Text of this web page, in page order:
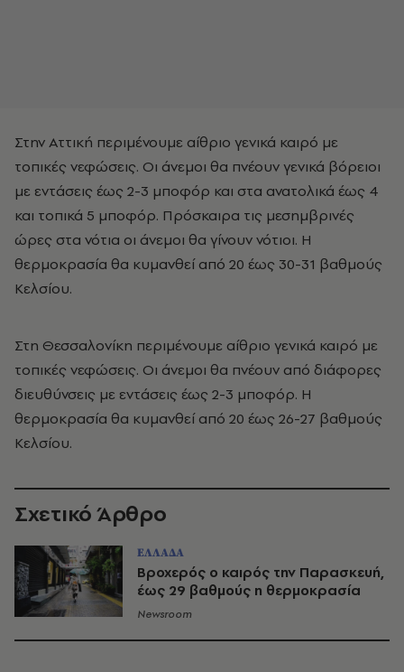
Στην Αττική περιμένουμε αίθριο γενικά καιρό με
τοπικές νεφώσεις. Οι άνεμοι θα πνέουν γενικά βόρειοι
με εντάσεις έως 2-3 μποφόρ και στα ανατολικά έως 4
και τοπικά 5 μποφόρ. Πρόσκαιρα τις μεσημβρινές
ώρες στα νότια οι άνεμοι θα γίνουν νότιοι. Η
θερμοκρασία θα κυμανθεί από 20 έως 30-31 βαθμούς
Κελσίου.
Στη Θεσσαλονίκη περιμένουμε αίθριο γενικά καιρό με
τοπικές νεφώσεις. Οι άνεμοι θα πνέουν από διάφορες
διευθύνσεις με εντάσεις έως 2-3 μποφόρ. Η
θερμοκρασία θα κυμανθεί από 20 έως 26-27 βαθμούς
Κελσίου.
Σχετικό Άρθρο
ΕΛΛΑΔΑ
Βροχερός ο καιρός την Παρασκευή,
έως 29 βαθμούς η θερμοκρασία
Newsroom